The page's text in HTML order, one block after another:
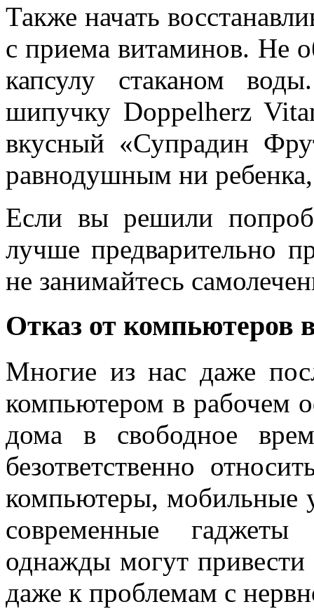
Также начать
с приема витаминов. Не
капсулу стаканом
шипучку Doppelherz
вкусный «Супрадин
равнодушным ни
Если вы решили
лучше предварительно
не занимайтесь
Отказ от компьютеров
Многие из нас даже
компьютером в рабочем
дома в свободное
безответственно
компьютеры, мобильные
современные
однажды могут
даже к проблемам с